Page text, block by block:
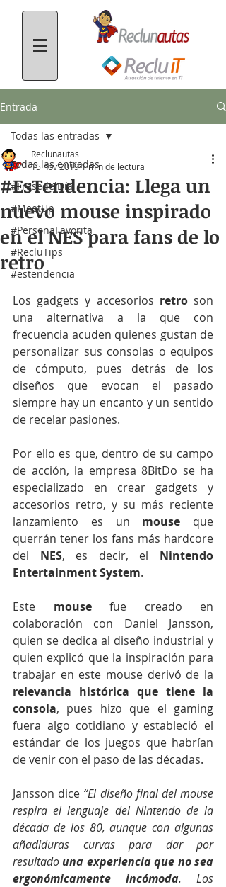
Entrada
Todas las entradas
#FrasedelDía
#MeetUp
#PersonaFavorita
#RecluTips
#estendencia
Todas las entradas
#EsTendencia: Llega un
nuevo mouse inspirado
en el NES para fans de lo
retro
Reclunautas
15 nov 20191 min de lectura
Los gadgets y accesorios retro son
una alternativa a la que con
frecuencia acuden quienes gustan de
personalizar sus consolas o equipos
de cómputo, pues detrás de los
diseños que evocan el pasado
siempre hay un encanto y un sentido
de recelar pasiones.
Por ello es que, dentro de su campo
de acción, la empresa 8BitDo se ha
especializado en crear gadgets y
accesorios retro, y su más reciente
lanzamiento es un mouse que
querrán tener los fans más hardcore
del NES, es decir, el Nintendo
Entertainment System.
Este mouse fue creado en
colaboración con Daniel Jansson,
quien se dedica al diseño industrial y
quien explicó que la inspiración para
relevancia histórica que tiene la
consola, pues hizo que el gaming
fuera algo cotidiano y estableció el
estándar de los juegos que habrían
de venir con el paso de las décadas.
Jansson dice “El diseño final del mouse
respira el lenguaje del Nintendo de la
década de los 80, aunque con algunas
añadiduras curvas para dar por
resultado una experiencia que no sea
ergonómicamente incómoda. Los